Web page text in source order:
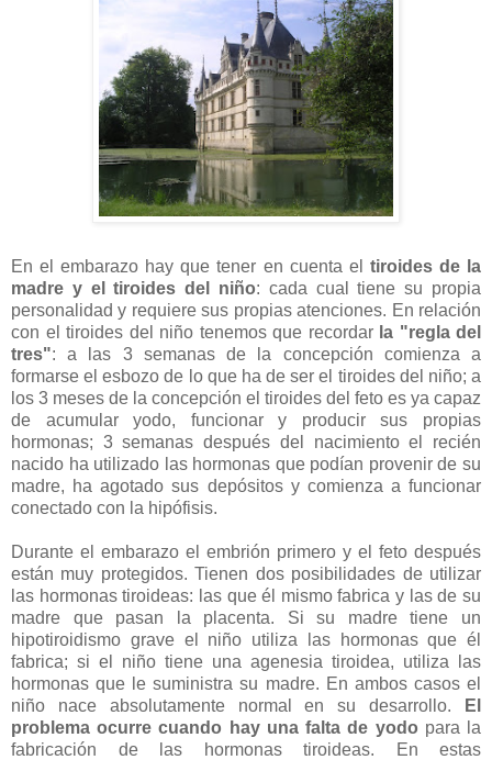
En el embarazo hay que tener en cuenta el tiroides de la
madre y el tiroides del niño: cada cual tiene su propia
personalidad y requiere sus propias atenciones. En relación
con el tiroides del niño tenemos que recordar la "regla del
tres": a las 3 semanas de la concepción comienza a
formarse el esbozo de lo que ha de ser el tiroides del niño; a
los 3 meses de la concepción el tiroides del feto es ya capaz
de acumular yodo, funcionar y producir sus propias
hormonas; 3 semanas después del nacimiento el recién
nacido ha utilizado las hormonas que podían provenir de su
madre, ha agotado sus depósitos y comienza a funcionar
conectado con la hipófisis.
Durante el embarazo el embrión primero y el feto después
están muy protegidos. Tienen dos posibilidades de utilizar
las hormonas tiroideas: las que él mismo fabrica y las de su
madre que pasan la placenta. Si su madre tiene un
hipotiroidismo grave el niño utiliza las hormonas que él
fabrica; si el niño tiene una agenesia tiroidea, utiliza las
hormonas que le suministra su madre. En ambos casos el
niño nace absolutamente normal en su desarrollo.
El
problema ocurre cuando hay una falta de yodo para la
fabricación de las hormonas tiroideas. En estas